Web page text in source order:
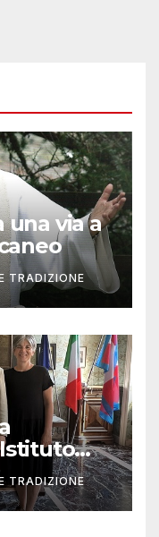
una via a
TRADIZIONE
TRADIZIONE